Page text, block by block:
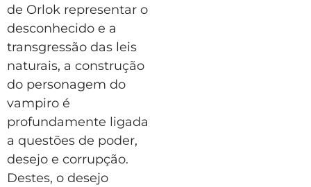
de Orlok representar o
desconhecido e a
transgressão das leis
naturais, a construção
do personagem do
vampiro é
profundamente ligada
a questões de poder,
desejo e corrupção.
Destes, o desejo